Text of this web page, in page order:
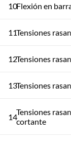
10Flexión en
11Tensiones
12Tensiones
13Tensiones
14Tensiones
cortante